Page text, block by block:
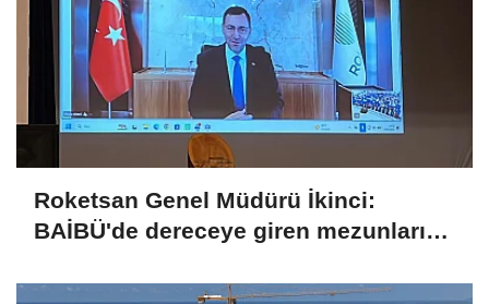
Roketsan Genel Müdürü İkinci:
BAİBÜ'de dereceye giren mezunları